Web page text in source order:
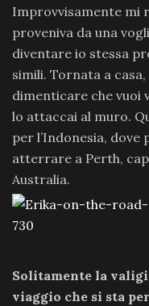
Improvvisamente mi
proveniva da una
diventare io stessa
simili. Tornata a
dimenticare che vuoi
lo attaccai al muro.
per l’Indonesia, dove
atterrare a Perth,
Australia.
Solitamente la
viaggio che si sta